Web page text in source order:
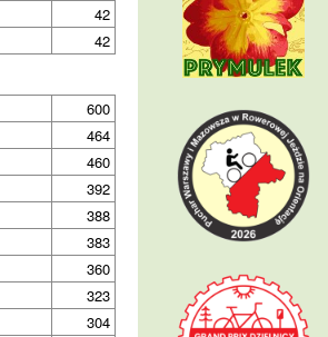
42
42
600
464
460
392
388
383
360
323
304